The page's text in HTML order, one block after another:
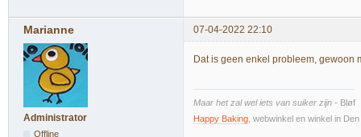
Marianne 07-04-2022 22:10
Administrator
Offline
Dat is geen enkel probleem, gewoon
Maar het zal wel iets van suiker zijn - Bløf
Happy Baking , webwinkel en winkel in